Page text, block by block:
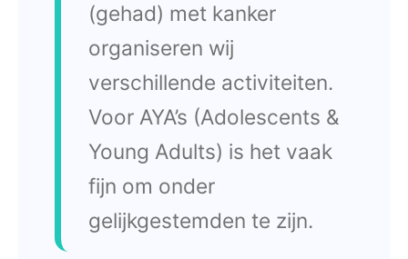
(gehad) met kanker
organiseren wij
verschillende activiteiten.
Voor AYA’s (Adolescents &
Young Adults) is het vaak
fijn om onder
gelijkgestemden te zijn.